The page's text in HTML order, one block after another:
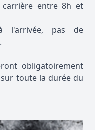
entre 8h et
l'arrivée, pas de
obligatoirement
toute la durée du